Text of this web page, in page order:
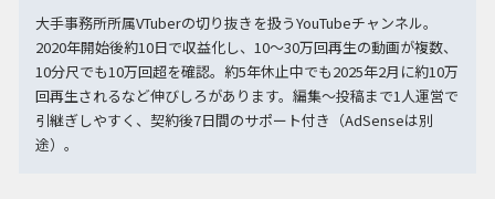
大手事務所所属VTuberの切り抜きを扱うYouTubeチャンネル。
2020年開始後約10日で収益化し、10〜30万回再生の動画が複数、
10分尺でも10万回超を確認。約5年休止中でも2025年2月に約10万
回再生されるなど伸びしろがあります。編集〜投稿まで1人運営で
引継ぎしやすく、契約後7日間のサポート付き（AdSenseは別
途）。